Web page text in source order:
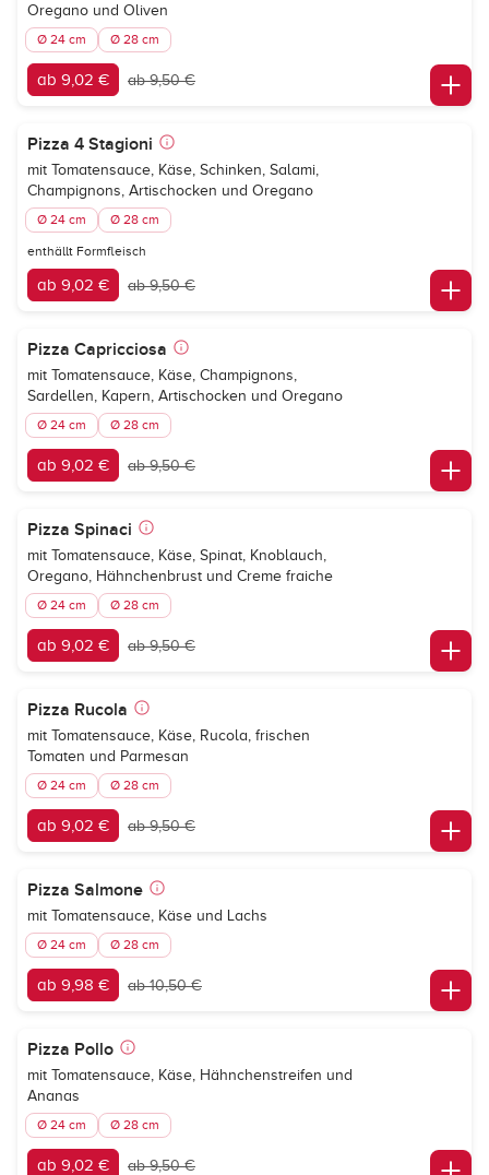
Oregano und Oliven
Ø 24 cm Ø 28 cm
ab 9,02 € ab 9,50 €
Pizza 4 Stagioni
mit Tomatensauce, Käse, Schinken, Salami,
Champignons, Artischocken und Oregano
Ø 24 cm Ø 28 cm
enthällt Formfleisch
ab 9,02 € ab 9,50 €
Pizza Capricciosa
mit Tomatensauce, Käse, Champignons,
Sardellen, Kapern, Artischocken und Oregano
Ø 24 cm Ø 28 cm
ab 9,02 € ab 9,50 €
Pizza Spinaci
mit Tomatensauce, Käse, Spinat, Knoblauch,
Oregano, Hähnchenbrust und Creme fraiche
Ø 24 cm Ø 28 cm
ab 9,02 € ab 9,50 €
Pizza Rucola
mit Tomatensauce, Käse, Rucola, frischen
Tomaten und Parmesan
Ø 24 cm Ø 28 cm
ab 9,02 € ab 9,50 €
Pizza Salmone
mit Tomatensauce, Käse und Lachs
Ø 24 cm Ø 28 cm
ab 9,98 € ab 10,50 €
Pizza Pollo
mit Tomatensauce, Käse, Hähnchenstreifen und
Ananas
Ø 24 cm Ø 28 cm
ab 9,02 € ab 9,50 €